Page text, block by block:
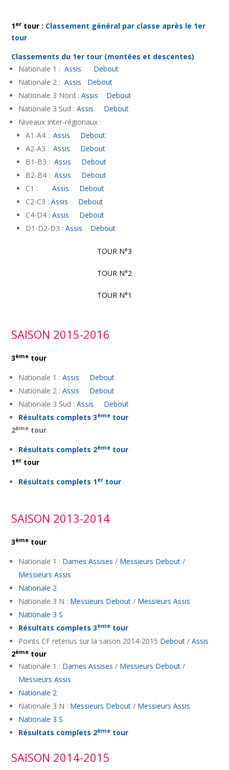
1er tour : Classement général par classe après le 1er
tour
Classements du 1er tour (montées et descentes)
Nationale 1 :Assis
Debout
Nationale 2 :Assis
Debout
Nationale 3 Nord :Assis
Debout
Nationale 3 Sud :Assis
Debout
Niveaux Inter-régionaux :
A1-A4 :Assis
Debout
A2-A3 :Assis
Debout
B1-B3 :Assis
Debout
B2-B4 :Assis
Debout
C1 :Assis
Debout
C2-C3 :Assis
Debout
C4-D4 :Assis
Debout
D1-D2-D3 :Assis Debout
TOUR N°3
TOUR N°2
TOUR N°1
SAISON 2015-2016
3ème tour
Nationale 1 :Assis
Debout
Nationale 2 :Assis
Debout
Nationale 3 Sud :Assis
Debout
Résultats complets 3ème tour
2ème tour
Résultats complets 2ème tour
1er tour
Résultats complets 1er tour
SAISON 2013-2014
3ème tour
Nationale 1 : Dames Assises / Messieurs Debout /
Messieurs Assis
Nationale 2
Nationale 3 N : Messieurs Debout / Messieurs Assis
Nationale 3 S
Résultats complets 3ème tour
Points CF retenus sur la saison 2014-2015 Debout /Assis
2ème tour
Nationale 1 : Dames Assises / Messieurs Debout /
Messieurs Assis
Nationale 2
Nationale 3 N : Messieurs Debout / Messieurs Assis
Nationale 3 S
Résultats complets 2ème tour
SAISON 2014-2015